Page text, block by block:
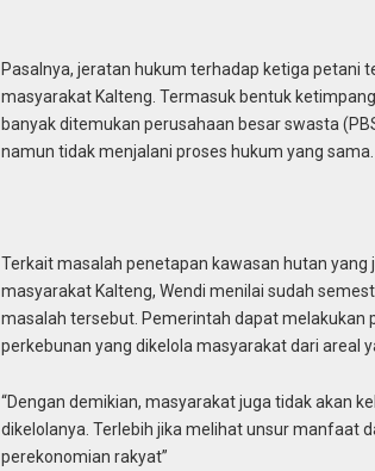
Pasalnya, jeratan hukum terhadap ketiga petani
masyarakat Kalteng. Termasuk bentuk
banyak ditemukan perusahaan besar swasta
namun tidak menjalani proses hukum yang sama.
Terkait masalah penetapan kawasan hutan
masyarakat Kalteng, Wendi menilai sudah
masalah tersebut. Pemerintah dapat melakukan
perkebunan yang dikelola masyarakat dari areal
“Dengan demikian, masyarakat juga tidak akan
dikelolanya. Terlebih jika melihat unsur manfaat
perekonomian rakyat”